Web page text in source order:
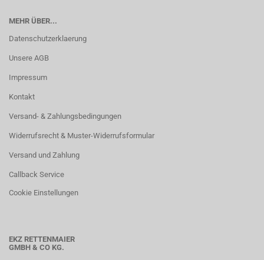
MEHR ÜBER...
Datenschutzerklaerung
Unsere AGB
Impressum
Kontakt
Versand- & Zahlungsbedingungen
Widerrufsrecht & Muster-Widerrufsformular
Versand und Zahlung
Callback Service
Cookie Einstellungen
EKZ RETTENMAIER
GMBH & CO KG.